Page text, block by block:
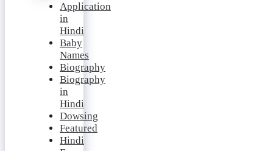
Application
in
Hindi
Baby
Names
Biography
Biography
in
Hindi
Dowsing
Featured
Hindi